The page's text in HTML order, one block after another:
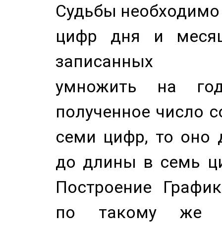
Судьбы
цифр дня и
записанных
умножить на
полученное число
семи цифр, то оно
до длины в семь
Построение
по такому же